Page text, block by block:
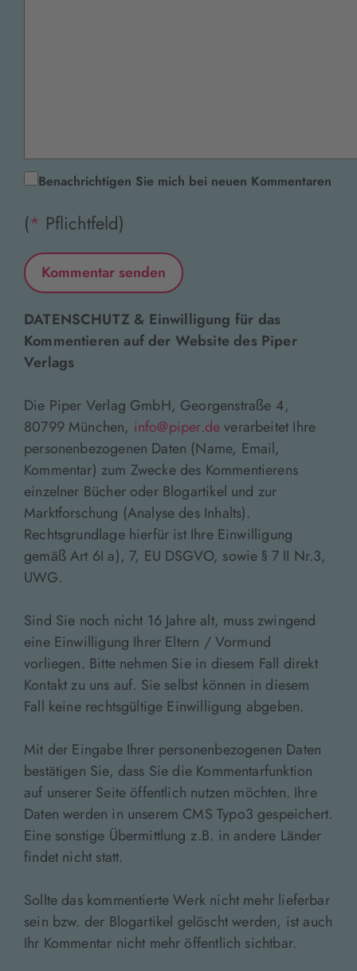
Benachrichtigen Sie mich bei neuen Kommentaren
(* Pflichtfeld)
DATENSCHUTZ & Einwilligung für das
Kommentieren auf der Website des Piper
Verlags
Die Piper Verlag GmbH, Georgenstraße 4,
80799 München, info@piper.deverarbeitet Ihre
personenbezogenen Daten (Name, Email,
Kommentar) zum Zwecke des Kommentierens
einzelner Bücher oder Blogartikel und zur
Marktforschung (Analyse des Inhalts).
Rechtsgrundlage hierfür ist Ihre Einwilligung
gemäß Art 6I a), 7, EU DSGVO, sowie § 7 II Nr.3,
UWG.
Sind Sie noch nicht 16 Jahre alt, muss zwingend
eine Einwilligung Ihrer Eltern / Vormund
vorliegen. Bitte nehmen Sie in diesem Fall direkt
Kontakt zu uns auf. Sie selbst können in diesem
Fall keine rechtsgültige Einwilligung abgeben.
Mit der Eingabe Ihrer personenbezogenen Daten
bestätigen Sie, dass Sie die Kommentarfunktion
auf unserer Seite öffentlich nutzen möchten. Ihre
Daten werden in unserem CMS Typo3 gespeichert.
Eine sonstige Übermittlung z.B. in andere Länder
findet nicht statt.
Sollte das kommentierte Werk nicht mehr lieferbar
sein bzw. der Blogartikel gelöscht werden, ist auch
Ihr Kommentar nicht mehr öffentlich sichtbar.